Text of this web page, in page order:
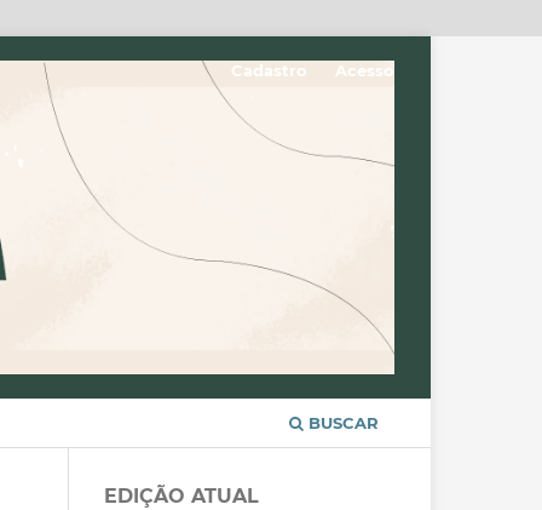
BUSCAR
Cadastro Acesso
EDIÇÃO ATUAL